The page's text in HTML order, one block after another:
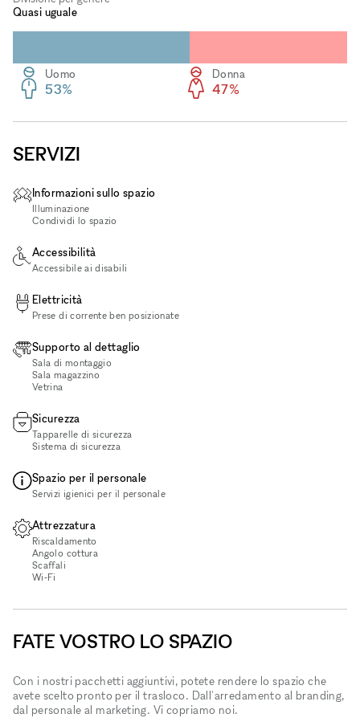
Quasi uguale
Donna
47%
Uomo
53%
SERVIZI
Informazioni sullo spazio
Illuminazione
Condividi lo spazio
Accessibilità
Accessibile ai disabili
Elettricità
Prese di corrente ben posizionate
Supporto al dettaglio
Sala di montaggio
Sala magazzino
Vetrina
Sicurezza
Tapparelle di sicurezza
Sistema di sicurezza
Spazio per il personale
Servizi igienici per il personale
Attrezzatura
Riscaldamento
Angolo cottura
Scaffali
Wi‑Fi
FATE VOSTRO LO SPAZIO
Con i nostri pacchetti aggiuntivi, potete rendere lo spazio che
avete scelto pronto per il trasloco. Dall'arredamento al branding,
dal personale al marketing. Vi copriamo noi.